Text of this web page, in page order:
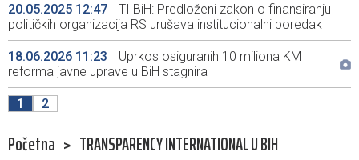
20.05.2025 12:47
TI BiH: Predloženi zakon o finansiranju
političkih organizacija RS urušava institucionalni poredak
18.06.2026 11:23
Uprkos osiguranih 10 miliona KM
reforma javne uprave u BiH stagnira
1 2
Početna > TRANSPARENCY INTERNATIONAL U BIH